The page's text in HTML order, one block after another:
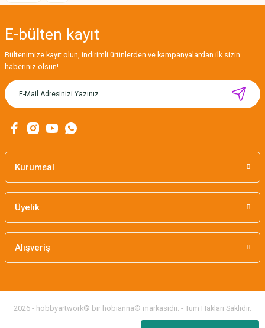
265,00 TL
MIKNATISLI İĞNE TUTUCU-BAHAR
E-bülten kayıt
Bültenimize kayıt olun, indirimli ürünlerden ve kampanyalardan ilk sizin
haberiniz olsun!
Kurumsal
Üyelik
Alışveriş
2026 - hobbyartwork® bir hobianna® markasıdır. - Tüm Hakları Saklıdır.